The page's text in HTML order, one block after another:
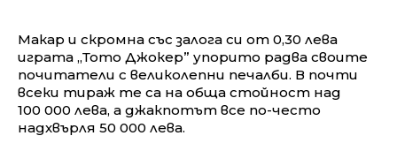
Макар и скромна със залога си от 0,30 лева
играта „Тото Джокер” упорито радва своите
почитатели с великолепни печалби. В почти
всеки тираж те са на обща стойност над
100 000 лева, а джакпотът все по-често
надхвърля 50 000 лева.